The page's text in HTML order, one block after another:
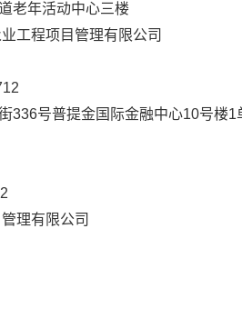
老年活动中心三楼
工程项目管理有限公司
336号普提金国际金融中心10号楼1
理有限公司